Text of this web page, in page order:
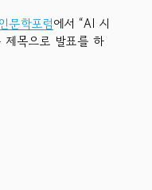
문학포럼에서 “AI 시
제목으로 발표를 하